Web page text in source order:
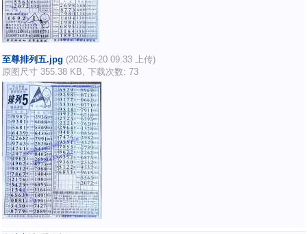
至尊排列五.jpg (2026-5-20 09:33 上传)
原图尺寸 355.38 KB, 下载次数: 73